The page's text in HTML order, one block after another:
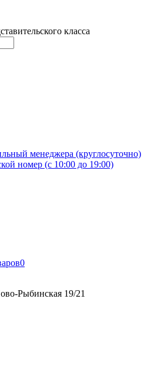
класса
менеджера (круглосуточно)
номер (с 10:00 до 19:00)
0
Рыбинская 19/21